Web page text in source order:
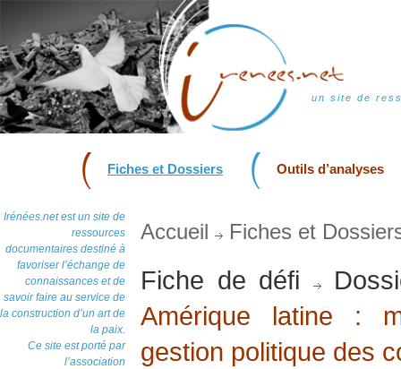
un site de
Fiches et Dossiers Outils d’analyses
Irénées.net est un site de
ressources
documentaires destiné à
favoriser l’échange de
connaissances et de
savoir faire au service de
la construction d’un art de
la paix.
Ce site est porté par
l’association
Accueil Fiches et
Fiche de défi
Amérique latine :
gestion politique des